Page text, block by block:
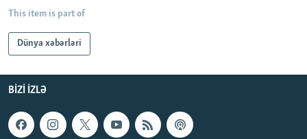
This item is part of
Dünya xəbərləri
BIZI IZLƏ